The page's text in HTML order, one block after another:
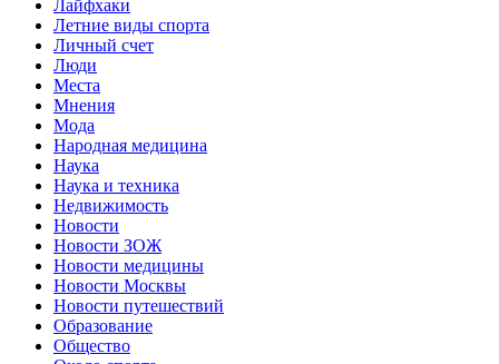
Лайфхаки
Летние виды спорта
Личный счет
Люди
Места
Мнения
Мода
Народная медицина
Наука
Наука и техника
Недвижимость
Новости
Новости ЗОЖ
Новости медицины
Новости Москвы
Новости путешествий
Образование
Общество